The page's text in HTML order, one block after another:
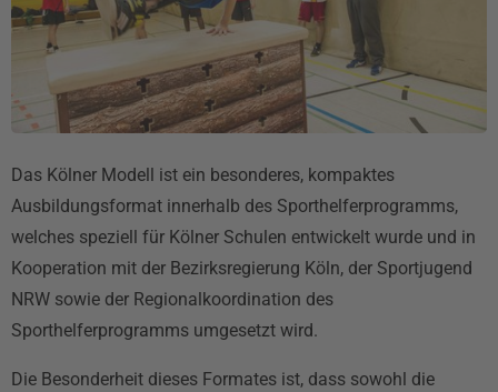
Das Kölner Modell ist ein besonderes, kompaktes
Ausbildungsformat innerhalb des Sporthelferprogramms,
welches speziell für Kölner Schulen entwickelt wurde und in
Kooperation mit der Bezirksregierung Köln, der Sportjugend
NRW sowie der Regionalkoordination des
Sporthelferprogramms umgesetzt wird.
Die Besonderheit dieses Formates ist, dass sowohl die